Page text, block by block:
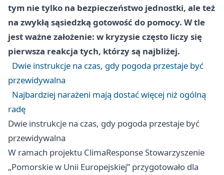
tym nie tylko na bezpieczeństwo jednostki, ale też
na zwykłą sąsiedzką gotowość do pomocy. W tle
jest ważne założenie: w kryzysie często liczy się
pierwsza reakcja tych, którzy są najbliżej.
Dwie instrukcje na czas, gdy pogoda przestaje być
przewidywalna
Najbardziej narażeni mają dostać więcej niż ogólną
radę
Dwie instrukcje na czas, gdy pogoda przestaje być
przewidywalna
W ramach projektu ClimaResponse Stowarzyszenie
„Pomorskie w Unii Europejskiej” przygotowało dla